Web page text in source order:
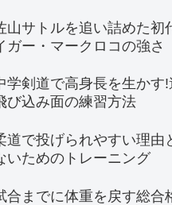
山サトルを追い詰めた初
ガー・マークロコの強さ
学剣道で高身長を生かす
び込み面の練習方法
道で投げられやすい理由
いためのトレーニング
合までに体重を戻す総合